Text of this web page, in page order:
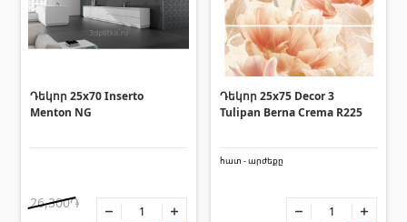
Հովհանոցներ և ճոճեր
Այլ տեսականի
Կղմինդր՝ կերամիկական
Դեկոր 25x70 Inserto
Menton NG
26,300֏
Դեկոր 25x75 Decor 3
Tulipan Berna Crema R225
հատ - արժեքը